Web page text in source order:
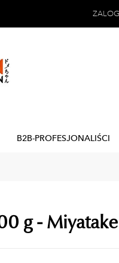
B2B-PROFESJONALIŚCI
g - Miyatake